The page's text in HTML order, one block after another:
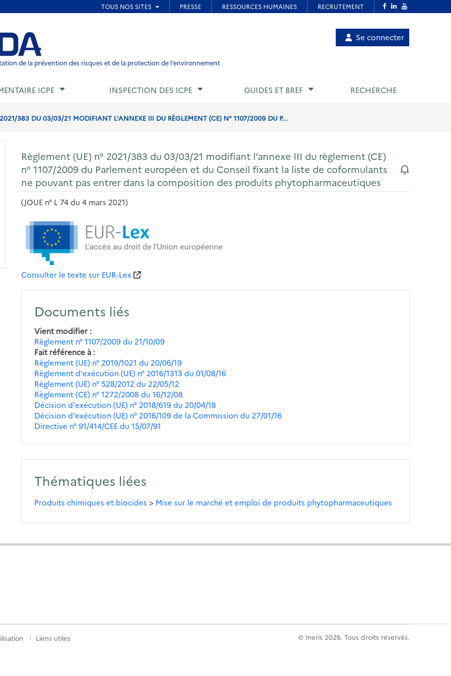
de page
de la prévention des risques et de la protection de l'environnement
Menu
utilisateur
Se connecter
ICPE INSPECTION DES ICPE GUIDES ET BREF RECHERCHE
2021/383 DU 03/03/21 MODIFIANT L’ANNEXE III DU RÈGLEMENT (CE) N° 1107/2009 DU P...
Règlement (UE) n° 2021/383 du 03/03/21 modifiant l’annexe III du règlement (CE)
n° 1107/2009 du Parlement européen et du Conseil fixant la liste de coformulants
ne pouvant pas entrer dans la composition des produits phytopharmaceutiques
(JOUE n° L 74 du 4 mars 2021)
Consulter le texte sur EUR-Lex
Documents liés
Vient modifier
Règlement n° 1107/2009 du 21/10/09
Fait référence à
Règlement (UE) n° 2019/1021 du 20/06/19
Règlement d'exécution (UE) n° 2016/1313 du 01/08/16
Règlement (UE) n° 528/2012 du 22/05/12
Règlement (CE) n° 1272/2008 du 16/12/08
Décision d'exécution (UE) n° 2018/619 du 20/04/18
Décision d'exécution (UE) n° 2016/109 de la Commission du 27/01/16
Directive n° 91/414/CEE du 15/07/91
Thématiques liées
Produits chimiques et biocides > Mise sur le marché et emploi de produits phytopharmaceutiques
Liens utiles © Ineris 2026. Tous droits réservés.